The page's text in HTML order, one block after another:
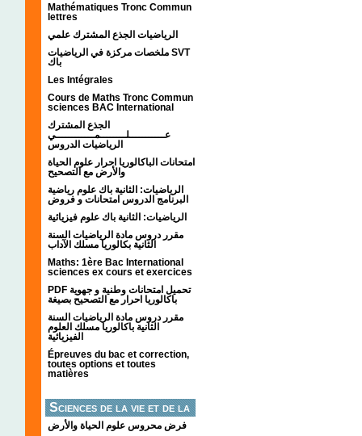
Mathématiques Tronc Commun
lettres
الرياضيات الجذع المشترك علمي
ملخصات مركزة في الرياضيات SVT
باك
Les Intégrales
Cours de Maths Tronc Commun
sciences BAC International
الجذع المشترك
عـــــــــــلــــــــمــــــــــــي
الرياضيات الدروس
امتحانات الباكالوريا احرار علوم الحياة
والأرض مع التصحيح
الرياضيات: الثانية باك علوم رياضية
البرنامج الدروس امتحانات و فروض
الرياضيات: الثانية باك علوم فيزيائية
مقرر دروس مادة الرياضيات السنة
الثانية بكالوريا مسلك الآداب
Maths: 1ère Bac International
sciences ex cours et exercices
PDF تحميل امتحانات وطنية و جهوية
باكالوريا احرار مع التصحيح بصيغة
مقرر دروس مادة الرياضيات السنة
الثانية باكالوريا مسلك العلوم
الفيزيائية
Épreuves du bac et correction,
toutes options et toutes
matières
Sciences de la vie et de la
terre
فرض محروس علوم الحياة والأرض